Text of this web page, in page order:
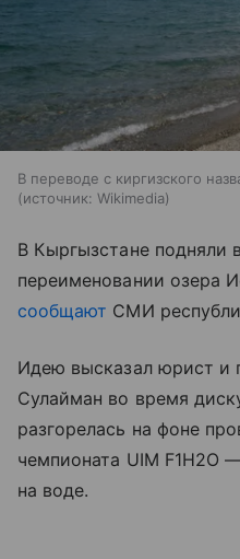
В переводе с киргизского
источник: Wikimedia
В Кыргызстане подняли
переименовании озера
сообщают СМИ
Идею высказал юрист и
Сулайман во время
разгорелась на фоне
чемпионата UIM F1H2O
на воде.